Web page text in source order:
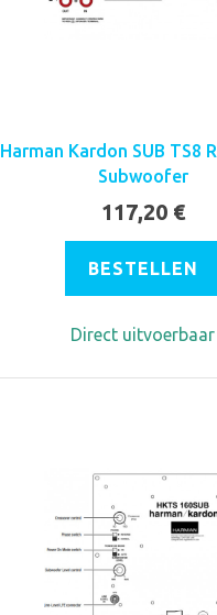
Harman Kardon SUB TS8
Subwoofer
117,20 €
BESTELLEN
Direct uitvoerbaar